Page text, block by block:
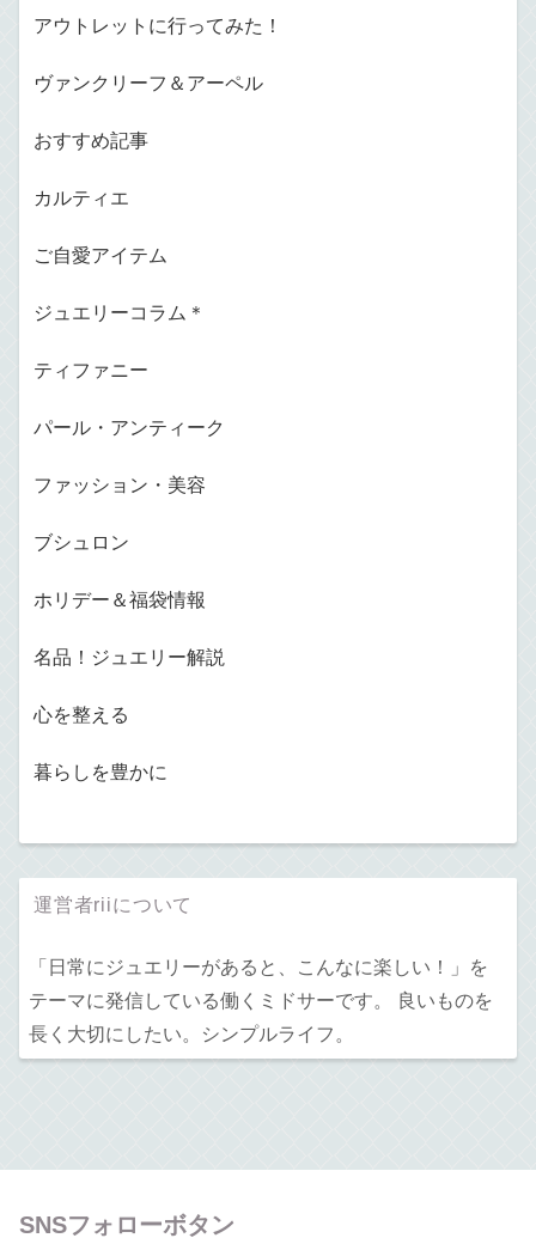
アウトレットに行ってみた！
ヴァンクリーフ＆アーペル
おすすめ記事
カルティエ
ご自愛アイテム
ジュエリーコラム＊
ティファニー
パール・アンティーク
ファッション・美容
ブシュロン
ホリデー＆福袋情報
名品！ジュエリー解説
心を整える
暮らしを豊かに
運営者riiについて
「日常にジュエリーがあると、こんなに楽しい！」を
テーマに発信している働くミドサーです。 良いものを
長く大切にしたい。シンプルライフ。
SNSフォローボタン